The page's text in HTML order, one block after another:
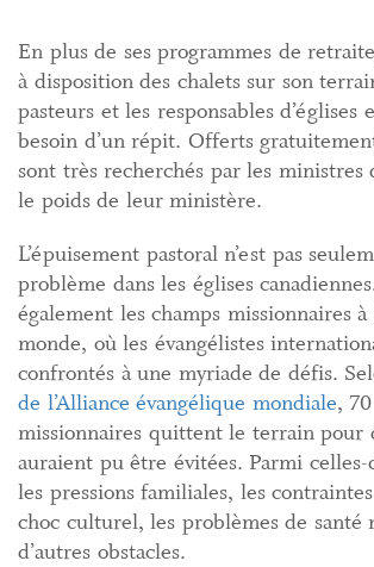
En plus de ses programmes de
à disposition des chalets sur son
pasteurs et les responsables
besoin d’un répit. Offerts
sont très recherchés par les ministres
le poids de leur ministère.
L’épuisement pastoral n’est pas
problème dans les églises
également les champs missionnaires
monde, où les évangélistes
confrontés à une myriade de défis.
de l’Alliance évangélique mondiale,
missionnaires quittent le terrain pour
auraient pu être évitées. Parmi
les pressions familiales, les
choc culturel, les problèmes de santé
d’autres obstacles.